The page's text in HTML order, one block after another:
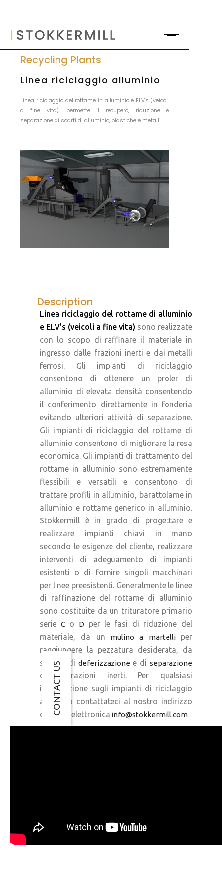
CONTACT US
Recycling Plants
Linea riciclaggio alluminio
Linea riciclaggio del rottame in alluminio e ELV's (veicoli
a fine vita), permette il recupero, riduzione e
separazione di scarti di alluminio, plastiche e metalli
Description
Linea riciclaggio del rottame di alluminio
e ELV's (veicoli a fine vita) sono realizzate
con lo scopo di raffinare il materiale in
ingresso dalle frazioni inerti e dai metalli
ferrosi. Gli impianti di riciclaggio
consentono di ottenere un proler di
alluminio di elevata densità consentendo
il conferimento direttamente in fonderia
evitando ulteriori attività di separazione.
Gli impianti di riciclaggio del rottame di
alluminio consentono di migliorare la resa
economica. Gli impianti di trattamento del
rottame in alluminio sono estremamente
flessibili e versatili e consentono di
trattare profili in alluminio, barattolame in
alluminio e rottame generico in alluminio.
Stokkermill è in grado di progettare e
realizzare impianti chiavi in mano
secondo le esigenze del cliente, realizzare
interventi di adeguamento di impianti
esistenti o di fornire singoli macchinari
per linee preesistenti. Generalmente le linee
di raffinazione del rottame di alluminio
sono costituite da un trituratore primario
serie Co D per le fasi di riduzione del
materiale, da un mulino a martelli per
raggiungere la pezzatura desiderata, da
sistemi di deferizzazione e diseparazione
delle frazioni inerti. Per qualsiasi
informazione sugli impianti di riciclaggio
alluminio contattateci al nostro indirizzo
di posta elettronica info@stokkermill.com
da
Stokkermill
Recycling